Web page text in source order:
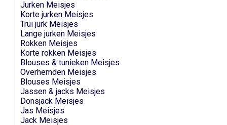
Jurken Meisjes
Korte jurken Meisjes
Trui jurk Meisjes
Lange jurken Meisjes
Rokken Meisjes
Korte rokken Meisjes
Blouses & tunieken Meisjes
Overhemden Meisjes
Blouses Meisjes
Jassen & jacks Meisjes
Donsjack Meisjes
Jas Meisjes
Jack Meisjes